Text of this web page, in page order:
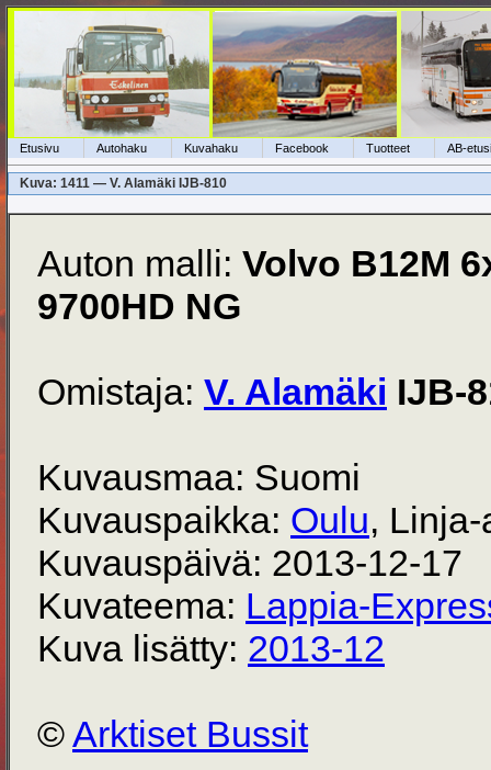
Etusivu Autohaku Kuvahaku Facebook Tuotteet AB-
Kuva: 1411 — V. Alamäki IJB-810
Auton malli: Volvo B12M
9700HD NG
Omistaja: V. Alamäki IJB-
Kuvausmaa: Suomi
Kuvauspaikka: Oulu,
Kuvauspäivä: 2013-12-17
Kuvateema: Lappia-
Kuva lisätty: 2013-12
©Arktiset Bussit